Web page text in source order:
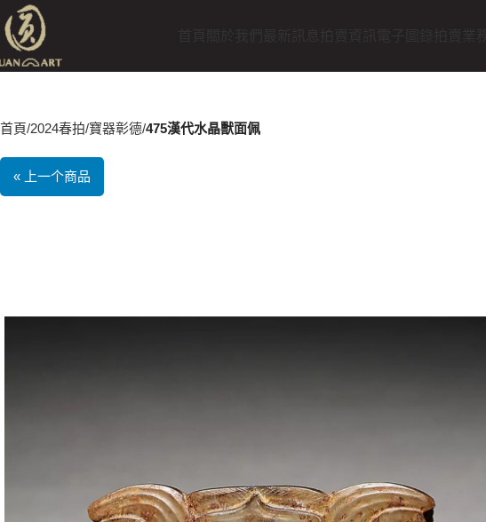
首頁 2024春拍 寶器彰德 475漢代水晶獸面佩
« 上一个商品